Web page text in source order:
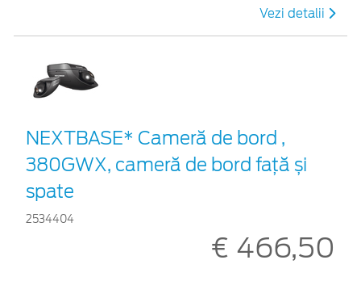
Vezi detalii
NEXTBASE* Cameră de bord ,
380GWX, cameră de bord față și
spate
2534404
€ 466,50